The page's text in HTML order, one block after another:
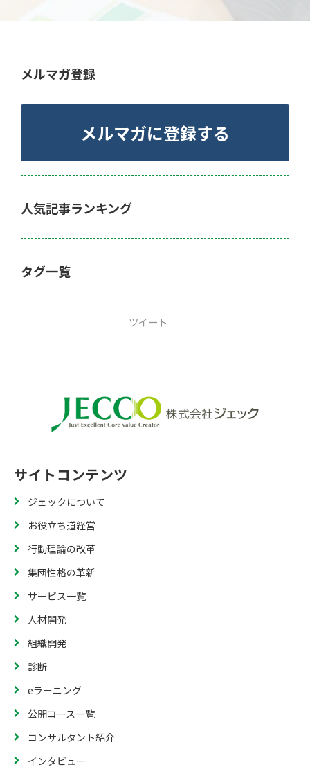
メルマガ登録
メルマガに登録する
人気記事ランキング
タグ一覧
ツイート
サイトコンテンツ
ジェックについて
お役立ち道経営
行動理論の改革
集団性格の革新
サービス一覧
人材開発
組織開発
診断
eラーニング
公開コース一覧
コンサルタント紹介
インタビュー